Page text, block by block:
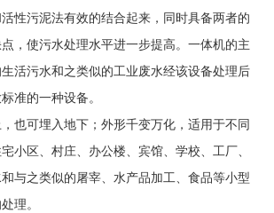
性污泥法有效的结合起来，同时具备两者的
，使污水处理水平进一步提高。一体机的主
活污水和之类似的工业废水经该设备处理后
准的一种设备。
也可埋入地下；外形千变万化，适用于不同
小区、村庄、办公楼、宾馆、学校、工厂、
与之类似的屠宰、水产品加工、食品等小型
理。